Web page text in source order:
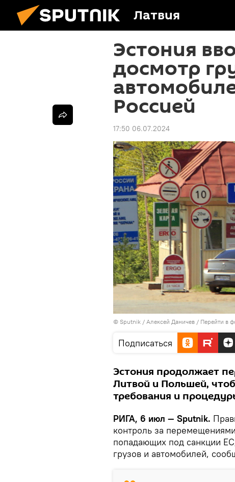
Латвия
Эстония
досмотр
Россией
17:50 06.07.2024
© Sputnik / Алексей Даничев / Перейти в
Подписаться
Эстония продолжает
Литвой и Польшей,
требования и
РИГА, 6 июл — Sputnik.
контроль за
попадающих под санкции
грузов и автомобилей,